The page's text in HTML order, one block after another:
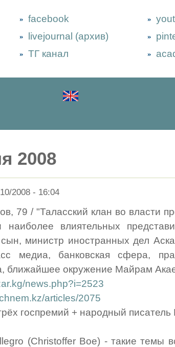
facebook
livejournal (архив)
ТГ канал
2008
2008 - 16:04
79 / "Таласский клан во власти
влиятельных
министр иностранных дел
медиа, банковская сфера,
ближайшее окружение Майрам
news.php?i=2523
articles/2075
госпремий + народный
(Christoffer Boe) - такие темы